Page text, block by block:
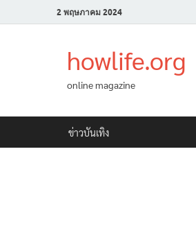
2 พฤษภาคม 2024
howlife.org
online magazine
ข่าวบันเทิง